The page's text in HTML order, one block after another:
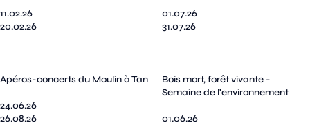
11.02.26
20.02.26
01.07.26
31.07.26
Apéros-concerts du Moulin à Tan
24.06.26
26.08.26
Bois mort, forêt vivante -
Semaine de l'environnement
01.06.26